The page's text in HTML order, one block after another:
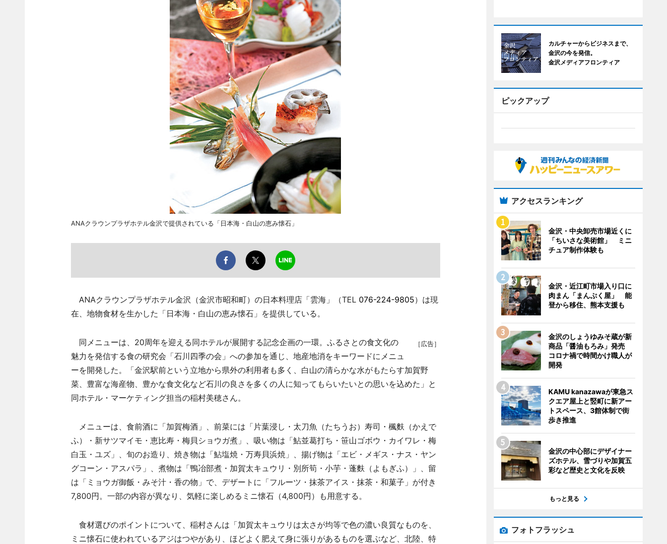
ANAクラウンプラザホテル金沢で提供されている「日本海・白山の恵み懐石」
ANAクラウンプラザホテル金沢（金沢市昭和町）の日本料理店「雲海」（TEL 076-224-9805）は現
在、地物食材を生かした「日本海・白山の恵み懐石」を提供している。
［広告］
同メニューは、20周年を迎える同ホテルが展開する記念企画の一環。ふるさとの食文化の
魅力を発信する食の研究会「石川四季の会」への参加を通じ、地産地消をキーワードにメニュ
ーを開発した。「金沢駅前という立地から県外の利用者も多く、白山の清らかな水がもたらす加賀野
菜、豊富な海産物、豊かな食文化など石川の良さを多くの人に知ってもらいたいとの思いを込めた」と
同ホテル・マーケティング担当の稲村美穂さん。
メニューは、食前酒に「加賀梅酒」、前菜には「片葉浸し・太刀魚（たちうお）寿司・楓麩（かえで
ふ）・新サツマイモ・恵比寿・梅貝ショウガ煮」、吸い物は「鮎並葛打ち・笹山ゴボウ・カイワレ・梅
白玉・ユズ」、旬のお造り、焼き物は「鮎塩焼・万寿貝浜焼」、揚げ物は「エビ・メギス・ナス・ヤン
グコーン・アスパラ」、煮物は「鴨冶部煮・加賀太キュウリ・別所筍・小芋・蓬麩（よもぎふ）」、留
は「ミョウガ御飯・みそ汁・香の物」で、デザートに「フルーツ・抹茶アイス・抹茶・和菓子」が付き
7,800円。一部の内容が異なり、気軽に楽しめるミニ懐石（4,800円）も用意する。
食材選びのポイントについて、稲村さんは「加賀太キュウリは太さが均等で色の濃い良質なものを、
ミニ懐石に使われているアジはつやがあり、ほどよく肥えて身に張りがあるものを選ぶなど、北陸、特
カルチャーからビジネスまで、
金沢の今を発信。
金沢メディアフロンティア
ピックアップ
アクセスランキング
金沢・中央卸売市場近くに
「ちいさな美術館」 ミニ
チュア制作体験も
金沢・近江町市場入り口に
肉まん「まんぷく屋」 能
登から移住、熊本支援も
金沢のしょうゆみそ蔵が新
商品「醤油もろみ」発売
コロナ禍で時間かけ職人が
開発
KAMU kanazawaが東急ス
クエア屋上と竪町に新アー
トスペース、3館体制で街
歩き推進
金沢の中心部にデザイナー
ズホテル、雪づりや加賀五
彩など歴史と文化を反映
もっと見る
フォトフラッシュ